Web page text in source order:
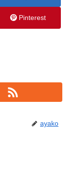
Pinterest
ayako